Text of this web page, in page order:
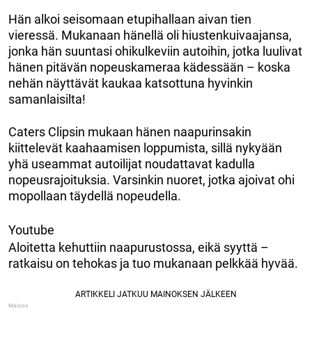
Hän alkoi seisomaan etupihallaan aivan tien
vieressä. Mukanaan hänellä oli hiustenkuivaajansa,
jonka hän suuntasi ohikulkeviin autoihin, jotka luulivat
hänen pitävän nopeuskameraa kädessään – koska
nehän näyttävät kaukaa katsottuna hyvinkin
samanlaisilta!
Caters Clipsin mukaan hänen naapurinsakin
kiittelevät kaahaamisen loppumista, sillä nykyään
yhä useammat autoilijat noudattavat kadulla
nopeusrajoituksia. Varsinkin nuoret, jotka ajoivat ohi
mopollaan täydellä nopeudella.
Youtube
Aloitetta kehuttiin naapurustossa, eikä syyttä –
ratkaisu on tehokas ja tuo mukanaan pelkkää hyvää.